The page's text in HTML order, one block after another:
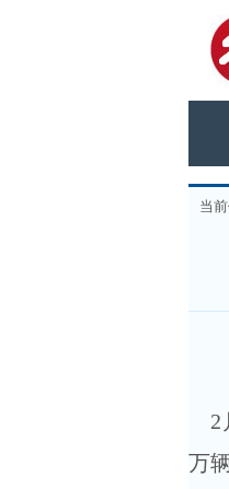
当
2
万